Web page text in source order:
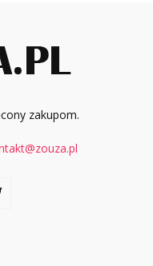
zakupom.